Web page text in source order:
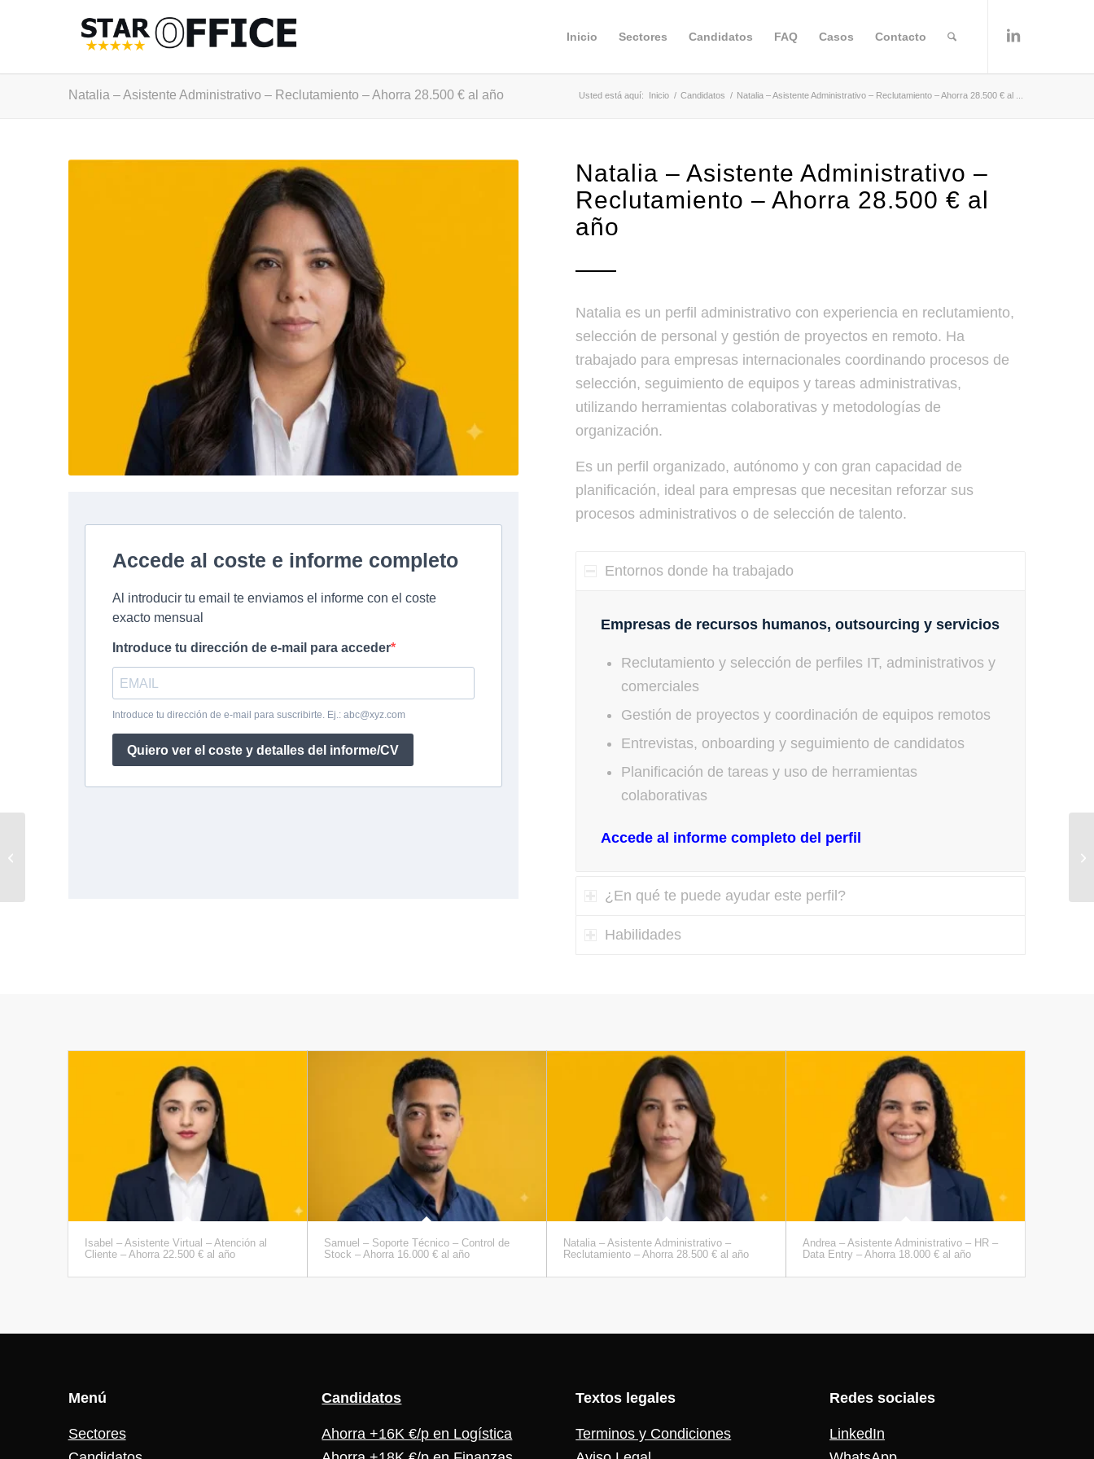
Inicio Sectores Candidatos FAQ Casos Contacto
Natalia – Asistente Administrativo – Reclutamiento – Ahorra 28.500 € al año Usted está aquí: Inicio / Candidatos / Natalia – Asistente Administrativo – Reclutamiento – Ahorra 28.500 € al ...
Natalia – Asistente Administrativo –
Reclutamiento – Ahorra 28.500 € al
año
Natalia es un perfil administrativo con experiencia en reclutamiento,
selección de personal y gestión de proyectos en remoto. Ha
trabajado para empresas internacionales coordinando procesos de
selección, seguimiento de equipos y tareas administrativas,
utilizando herramientas colaborativas y metodologías de
organización.
Es un perfil organizado, autónomo y con gran capacidad de
planificación, ideal para empresas que necesitan reforzar sus
procesos administrativos o de selección de talento.
Entornos donde ha trabajado
Empresas de recursos humanos, outsourcing y servicios
Reclutamiento y selección de perfiles IT, administrativos y
comerciales
Gestión de proyectos y coordinación de equipos remotos
Entrevistas, onboarding y seguimiento de candidatos
Planificación de tareas y uso de herramientas
colaborativas
Accede al informe completo del perfil
¿En qué te puede ayudar este perfil?
Habilidades
Isabel – Asistente Virtual – Atención al
Cliente – Ahorra 22.500 € al año
Samuel – Soporte Técnico – Control de
Stock – Ahorra 16.000 € al año
Natalia – Asistente Administrativo –
Reclutamiento – Ahorra 28.500 € al año
Andrea – Asistente Administrativo – HR –
Data Entry – Ahorra 18.000 € al año
Menú
Sectores
Candidatos
Ahorra +16K €/p en Logística
Textos legales
Terminos y Condiciones
Redes sociales
LinkedIn